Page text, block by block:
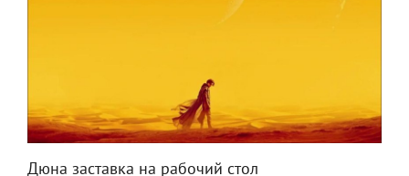
Дюна заставка на рабочий стол